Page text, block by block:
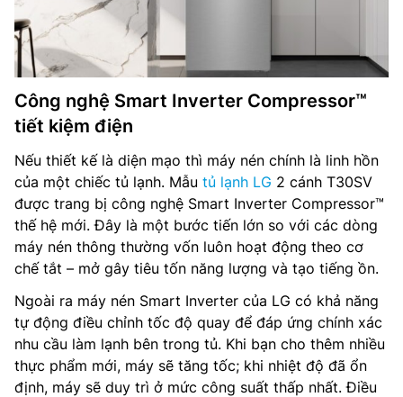
Công nghệ Smart Inverter Compressor™
tiết kiệm điện
Nếu thiết kế là diện mạo thì máy nén chính là linh hồn
của một chiếc tủ lạnh. Mẫu tủ lạnh LG 2 cánh T30SV
được trang bị công nghệ Smart Inverter Compressor™
thế hệ mới. Đây là một bước tiến lớn so với các dòng
máy nén thông thường vốn luôn hoạt động theo cơ
chế tắt – mở gây tiêu tốn năng lượng và tạo tiếng ồn.
Ngoài ra máy nén Smart Inverter của LG có khả năng
tự động điều chỉnh tốc độ quay để đáp ứng chính xác
nhu cầu làm lạnh bên trong tủ. Khi bạn cho thêm nhiều
thực phẩm mới, máy sẽ tăng tốc; khi nhiệt độ đã ổn
định, máy sẽ duy trì ở mức công suất thấp nhất. Điều